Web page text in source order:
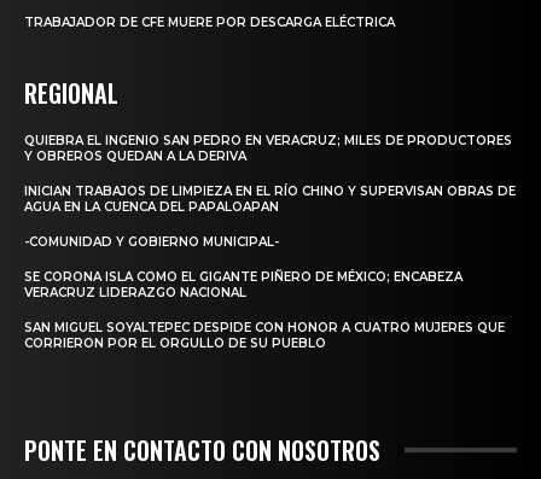
TRABAJADOR DE CFE MUERE POR DESCARGA ELÉCTRICA
REGIONAL
QUIEBRA EL INGENIO SAN PEDRO EN VERACRUZ; MILES DE PRODUCTORES
Y OBREROS QUEDAN A LA DERIVA
INICIAN TRABAJOS DE LIMPIEZA EN EL RÍO CHINO Y SUPERVISAN OBRAS DE
AGUA EN LA CUENCA DEL PAPALOAPAN
-COMUNIDAD Y GOBIERNO MUNICIPAL-
SE CORONA ISLA COMO EL GIGANTE PIÑERO DE MÉXICO; ENCABEZA
VERACRUZ LIDERAZGO NACIONAL
SAN MIGUEL SOYALTEPEC DESPIDE CON HONOR A CUATRO MUJERES QUE
CORRIERON POR EL ORGULLO DE SU PUEBLO
PONTE EN CONTACTO CON NOSOTROS